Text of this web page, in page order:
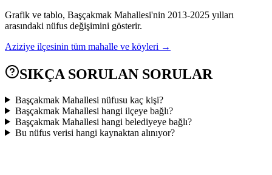
Grafik ve tablo, Başçakmak Mahallesi'nin 2013-2025 yılları
arasındaki nüfus değişimini gösterir.
Aziziye ilçesinin tüm mahalle ve köyleri →
SIKÇA SORULAN SORULAR
Başçakmak Mahallesi nüfusu kaç kişi?
Başçakmak Mahallesi hangi ilçeye bağlı?
Başçakmak Mahallesi hangi belediyeye bağlı?
Bu nüfus verisi hangi kaynaktan alınıyor?